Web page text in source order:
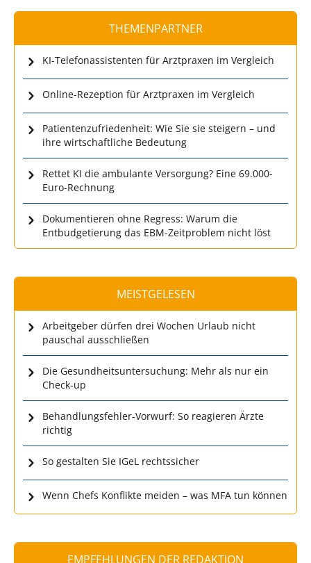
THEMENPARTNER
KI-Telefonassistenten für Arztpraxen im Vergleich
Online-Rezeption für Arztpraxen im Vergleich
Patientenzufriedenheit: Wie Sie sie steigern – und
ihre wirtschaftliche Bedeutung
Rettet KI die ambulante Versorgung? Eine 69.000-
Euro-Rechnung
Dokumentieren ohne Regress: Warum die
Entbudgetierung das EBM-Zeitproblem nicht löst
MEISTGELESEN
Arbeitgeber dürfen drei Wochen Urlaub nicht
pauschal ausschließen
Die Gesundheitsuntersuchung: Mehr als nur ein
Check-up
Behandlungsfehler-Vorwurf: So reagieren Ärzte
richtig
So gestalten Sie IGeL rechtssicher
Wenn Chefs Konflikte meiden – was MFA tun können
EMPFEHLUNGEN DER REDAKTION